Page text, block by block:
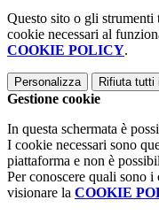
Questo sito o gli
cookie necessari al
COOKIE POLICY.
Personalizza Rifiuta tutti
Gestione cookie
In questa schermata è
I cookie necessari sono
piattaforma e non è
Per conoscere quali sono
visionare la COOKIE